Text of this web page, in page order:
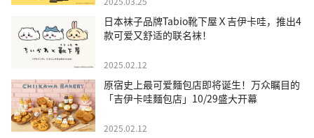
日本袜子品牌Tabio靴下屋Ｘ吉伊卡哇，推出4
款可爱又舒适的联名袜！
2025.02.12
原宿史上最可爱麵包店即将诞生！万众瞩目的
「吉伊卡哇麵包店」10/29盛大开幕
2025.02.12